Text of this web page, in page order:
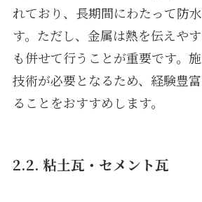
れており、長期間にわたって防
す。ただし、金属は熱を伝えや
も併せて行うことが重要です。
技術が必要となるため、経験豊
ることをおすすめします。
2.2. 粘土瓦・セメント瓦